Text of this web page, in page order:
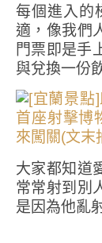
每個進入的
適，像我們
門票即是手
與兌換一份
大家都知道
常常射到別
是因為他亂